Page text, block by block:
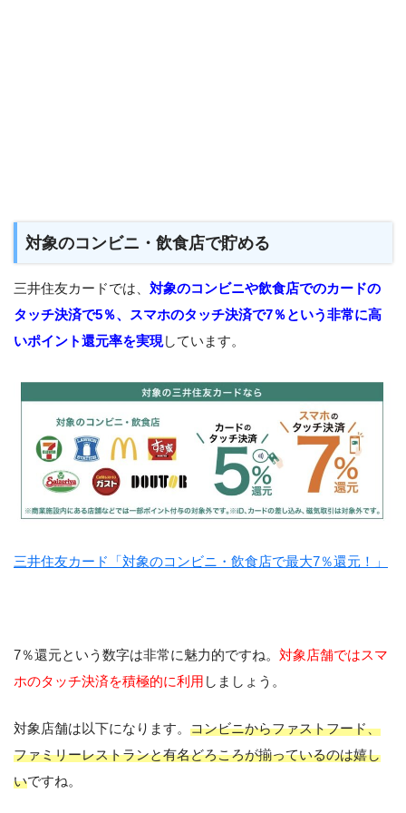
対象のコンビニ・飲食店で貯める
三井住友カードでは、 対象のコンビニや飲食店でのカードの
タッチ決済で5％、スマホのタッチ決済で7％という非常に高
いポイント還元率を実現しています。
三井住友カード「対象のコンビニ・飲食店で最大7％還元！」
7％還元という数字は非常に魅力的ですね。 対象店舗ではスマ
ホのタッチ決済を積極的に利用 しましょう。
対象店舗は以下になります。 コンビニからファストフード、
ファミリーレストランと有名どろころが揃っているのは嬉し
いですね。